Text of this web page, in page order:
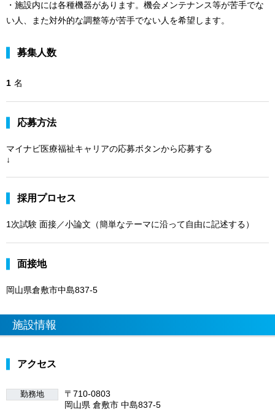
・施設内には各種機器があります。機会メンテナンス等が苦手でな
い人、また対外的な調整等が苦手でない人を希望します。
募集人数
1 名
応募方法
マイナビ医療福祉キャリアの応募ボタンから応募する
↓
採用プロセス
1次試験 面接／小論文（簡単なテーマに沿って自由に記述する）
面接地
岡山県倉敷市中島837-5
施設情報
アクセス
勤務地
〒710-0803
岡山県 倉敷市 中島837-5